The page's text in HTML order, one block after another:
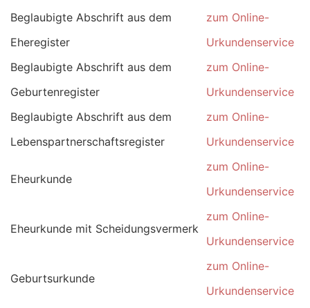
Beglaubigte Abschrift aus dem
Eheregister
zum Online-
Urkundenservice
Beglaubigte Abschrift aus dem
Geburtenregister
zum Online-
Urkundenservice
Beglaubigte Abschrift aus dem
Lebenspartnerschaftsregister
zum Online-
Urkundenservice
Eheurkunde
zum Online-
Urkundenservice
Eheurkunde mit Scheidungsvermerk
zum Online-
Urkundenservice
Geburtsurkunde
zum Online-
Urkundenservice